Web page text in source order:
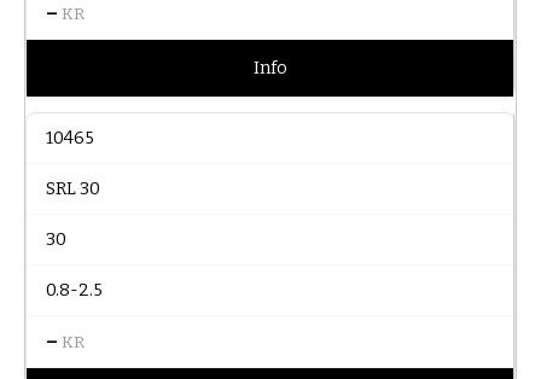
– KR
Info
10465
SRL 30
30
0.8-2.5
– KR